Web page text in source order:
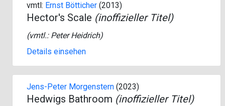
vmtl: Ernst Bötticher (2013)
Hector's Scale (inoffizieller Titel)
(vmtl.: Peter Heidrich)
Details einsehen
Jens-Peter Morgenstern (2023)
Hedwigs Bathroom (inoffizieller Titel)